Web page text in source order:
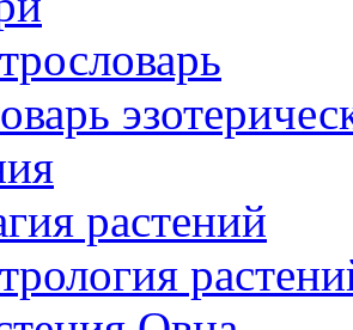
растений